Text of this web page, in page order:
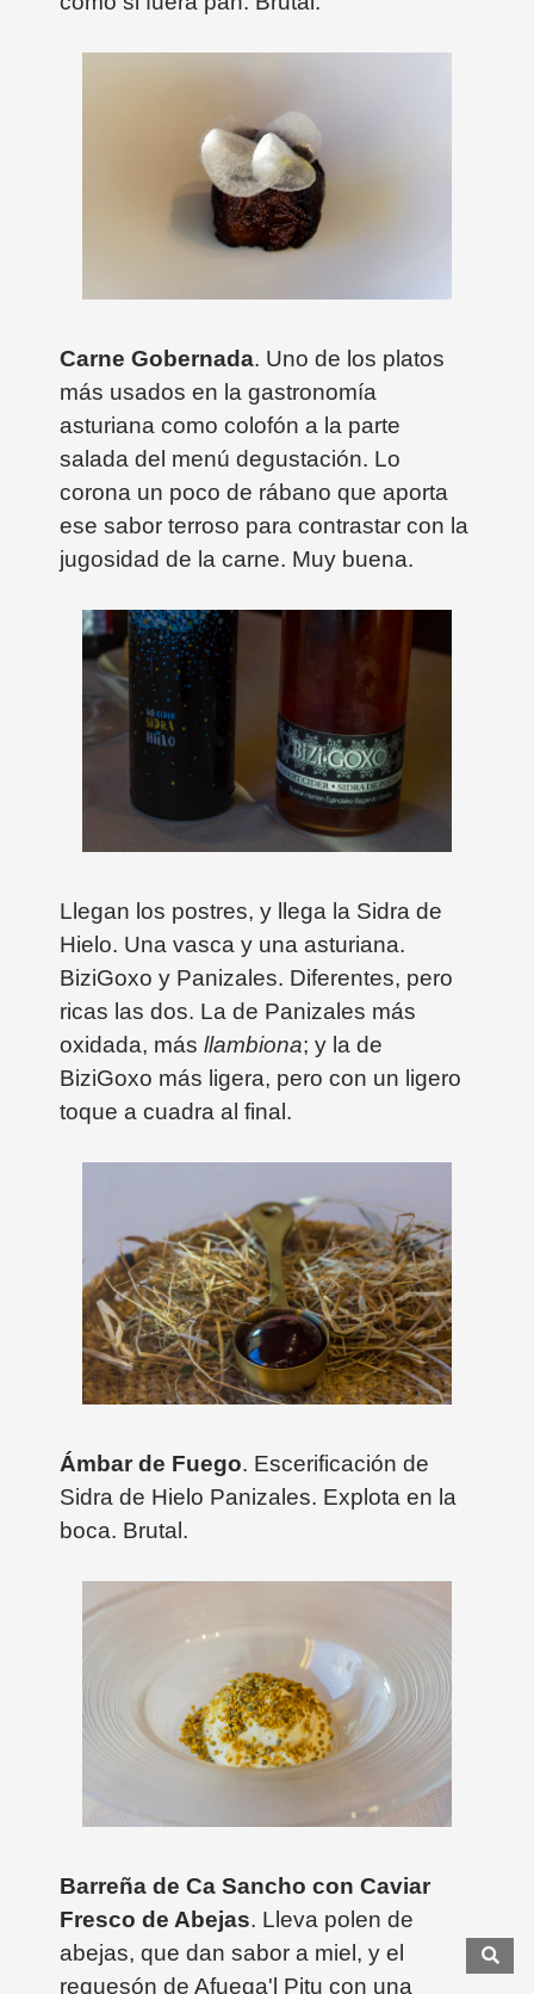
Carne Gobernada. Uno de los platos
más usados en la gastronomía
asturiana como colofón a la parte
salada del menú degustación. Lo
corona un poco de rábano que aporta
ese sabor terroso para contrastar con la
jugosidad de la carne. Muy buena.
Llegan los postres, y llega la Sidra de
Hielo. Una vasca y una asturiana.
BiziGoxo y Panizales. Diferentes, pero
ricas las dos. La de Panizales más
oxidada, más llambiona; y la de
BiziGoxo más ligera, pero con un ligero
toque a cuadra al final.
Ámbar de Fuego. Escerificación de
Sidra de Hielo Panizales. Explota en la
boca. Brutal.
Barreña de Ca Sancho con Caviar
Fresco de Abejas. Lleva polen de
abejas, que dan sabor a miel, y el
requesón de Afuega'l Pitu con una